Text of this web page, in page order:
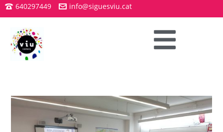
640297449 info@siguesviu.cat